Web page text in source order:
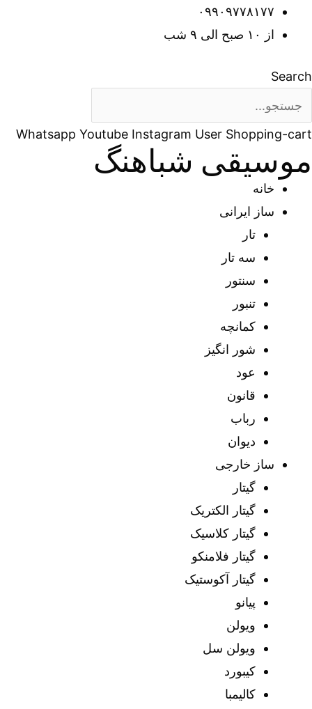
۰۹۹۰۹۷۷۸۱۷۷
از ۱۰ صبح الی ۹ شب
Search
Whatsapp Youtube Instagram User Shopping-cart
موسیقی شباهنگ
خانه
ساز ایرانی
تار
سه تار
سنتور
تنبور
کمانچه
شور انگیز
عود
قانون
رباب
دیوان
ساز خارجی
گیتار
گیتار الکتریک
گیتار کلاسیک
گیتار فلامنکو
گیتار آکوستیک
پیانو
ویولن
ویولن سل
کیبورد
کالیمبا